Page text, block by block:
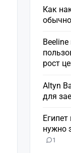
Как
рост
Altyn
для
нужно
1